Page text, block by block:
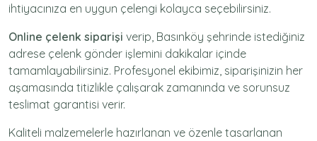
ihtiyacınıza en uygun çelengi kolayca seçebilirsiniz.
Online çelenk siparişi verip, Basınköy şehrinde istediğiniz
adrese çelenk gönder işlemini dakikalar içinde
tamamlayabilirsiniz. Profesyonel ekibimiz, siparişinizin her
aşamasında titizlikle çalışarak zamanında ve sorunsuz
teslimat garantisi verir.
Kaliteli malzemelerle hazırlanan ve özenle tasarlanan